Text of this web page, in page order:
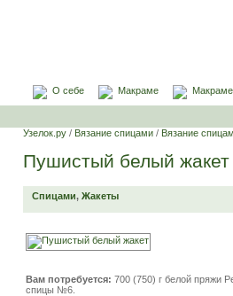
О себе
Макраме Макраме
Узелок.ру / Вязание спицами / Вязание
Пушистый белый жакет
Спицами, Жакеты
Вам потребуется: 700 (750) г белой пряжи
спицы №6.